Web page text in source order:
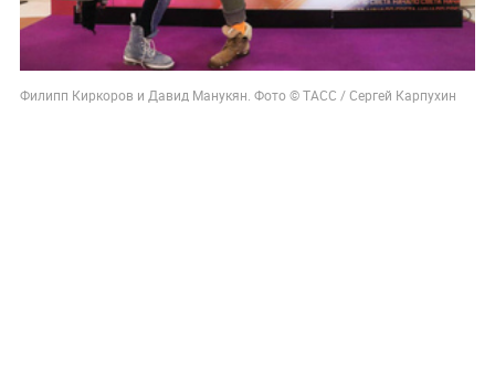
Филипп Киркоров и Давид Манукян. Фото © ТАСС / Сергей Карпухин